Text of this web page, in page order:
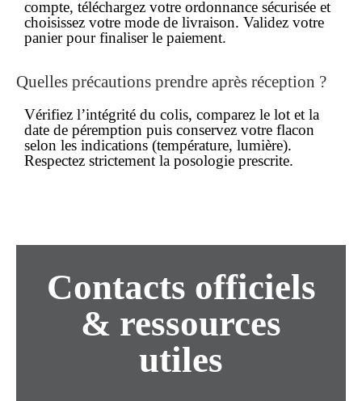
compte, téléchargez votre ordonnance sécurisée et
choisissez votre mode de livraison. Validez votre
panier pour finaliser le paiement.
Quelles précautions prendre après réception ?
Vérifiez l’intégrité du colis, comparez le lot et la
date de péremption puis conservez votre flacon
selon les indications (température, lumière).
Respectez strictement la posologie prescrite.
Contacts officiels
& ressources
utiles